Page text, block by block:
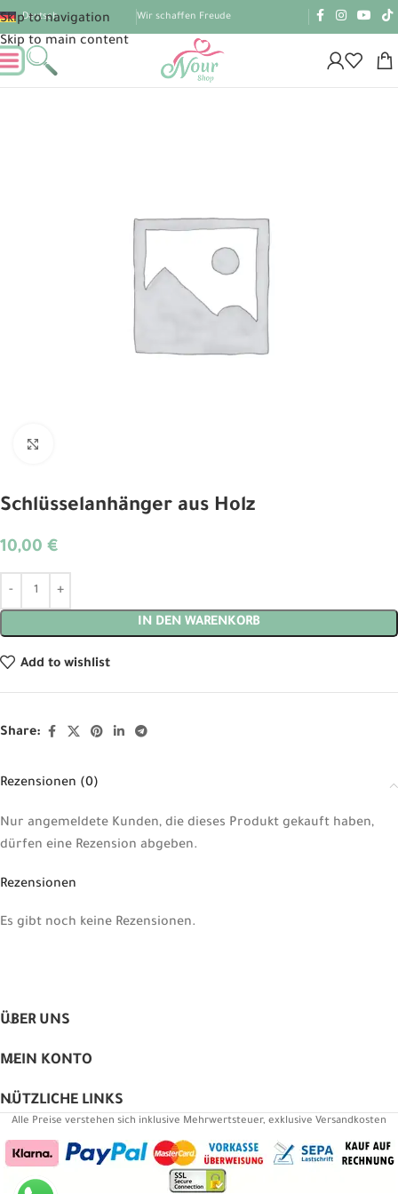
Skip to navigation
Skip to main content
Deutsch Wir schaffen Freude
Schlüsselanhänger aus Holz
10,00 €
IN DEN WARENKORB
Alternative:
Add to wishlist
Share:
Rezensionen (0)
Rezensionen
Es gibt noch keine Rezensionen.
Nur angemeldete Kunden, die dieses Produkt gekauft haben,
dürfen eine Rezension abgeben.
ÜBER UNS
MEIN KONTO
NÜTZLICHE LINKS
Alle Preise verstehen sich inklusive Mehrwertsteuer, exklusive Versandkosten